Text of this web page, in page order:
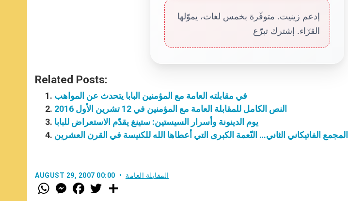
إدعم زينيت. متوفّرة بخمس لغات، يموّلها
القرّاء. إشترك تبرّع
Related Posts:
في مقابلته العامة مع المؤمنين البابا يتحدث عن المواهب
النص الكامل للمقابلة العامة مع المؤمنين في 12 تشرين الأول 2016
يوم الدينونة وأسرار السيستين: ستينغ يقدّم الاستعراض للبابا
المجمع الفاتيكاني الثاني… النّعمة الكبرى التي أعطاها الله للكنيسة في القرن العشرين
AUGUST 29, 2007 00:00 المقابلة العامة
W
h
M
e
F
a w